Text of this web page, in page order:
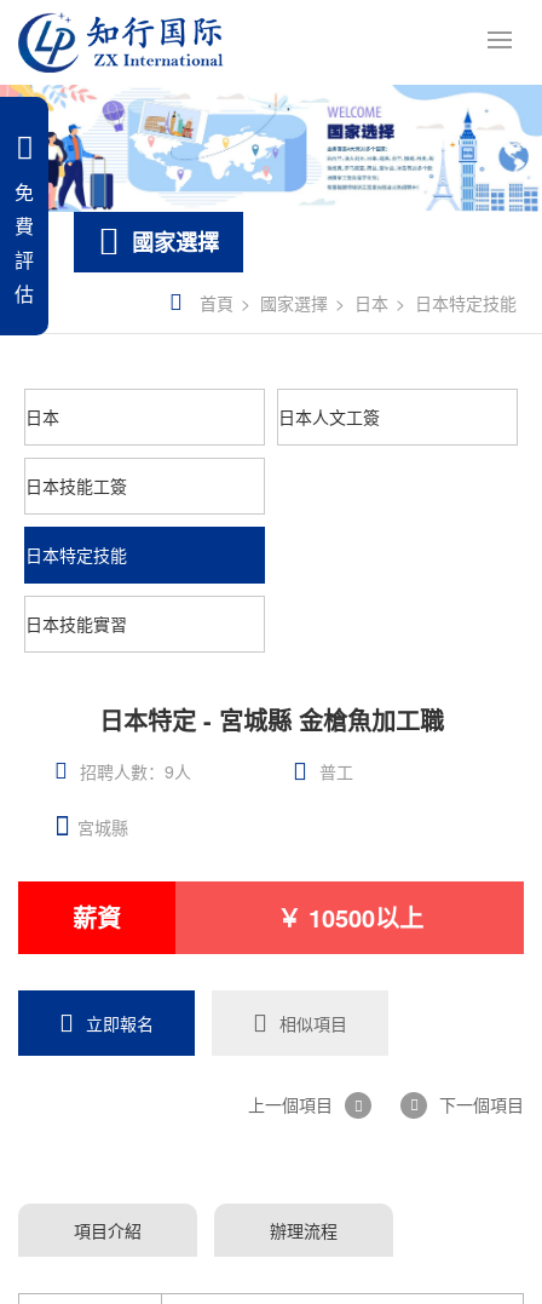
國家選擇
首頁 國家選擇 日本 日本特定技能
日本 日本人文工簽
日本技能工簽
日本特定技能
日本技能實習
日本特定 - 宮城縣 金槍魚加工職
招聘人數：9人 普工
宮城縣
薪資 ￥ 10500以上
立即報名 相似項目
上一個項目 下一個項目
項目介紹 辦理流程
免
費
評
估